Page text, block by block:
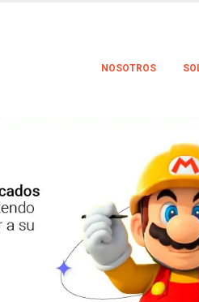
NOSOTROS